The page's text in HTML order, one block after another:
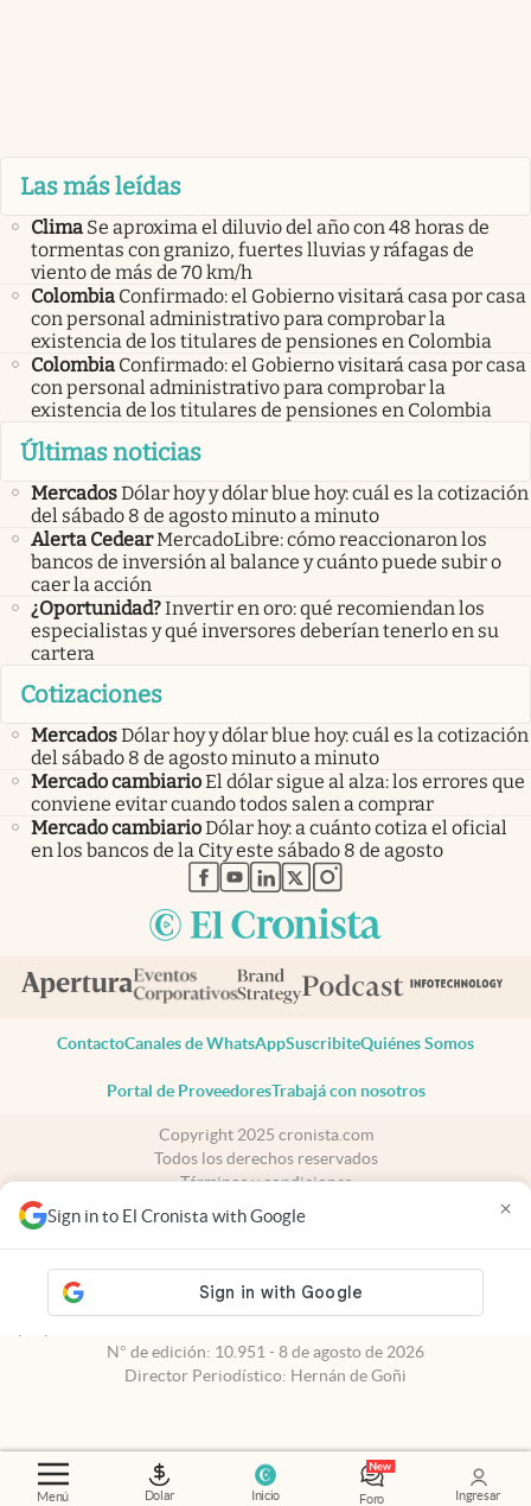
Menú Dolar Inicio Foro Ingresar
Sign in to El Cronista with Google ×
Las más leídas
Clima Se aproxima el diluvio del año con 48 horas de
tormentas con granizo, fuertes lluvias y ráfagas de
viento de más de 70 km/h
Colombia Confirmado: el Gobierno visitará casa por casa
con personal administrativo para comprobar la
existencia de los titulares de pensiones en Colombia
Colombia Confirmado: el Gobierno visitará casa por casa
con personal administrativo para comprobar la
existencia de los titulares de pensiones en Colombia
Últimas noticias
MercadosDólar hoy y dólar blue hoy: cuál es la cotización
del sábado 8 de agosto minuto a minuto
Alerta CedearMercadoLibre: cómo reaccionaron los
bancos de inversión al balance y cuánto puede subir o
caer la acción
¿Oportunidad?Invertir en oro: qué recomiendan los
especialistas y qué inversores deberían tenerlo en su
cartera
Cotizaciones
MercadosDólar hoy y dólar blue hoy: cuál es la cotización
del sábado 8 de agosto minuto a minuto
Mercado cambiarioEl dólar sigue al alza: los errores que
conviene evitar cuando todos salen a comprar
Mercado cambiarioDólar hoy: a cuánto cotiza el oficial
en los bancos de la City este sábado 8 de agosto
abre en nueva pestaña
abre en nueva pestaña
abre en nueva pestaña
abre en nueva pestaña
abre en nueva pestaña
ContactoCanales de WhatsAppSuscribiteQuiénes Somos
Portal de ProveedoresTrabajá con nosotros
Copyright 2025 cronista.com
Todos los derechos reservados
Términos y condiciones
Privacidad
Consentimiento
cronista.com
es propiedad de El Cronista Comercial S.A Registro de
N° de edición: 10.951 - 8 de agosto de 2026
Director Periodístico: Hernán de Goñi